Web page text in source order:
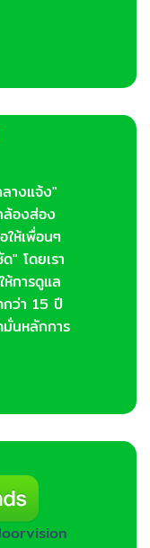
ลางแจ้ง"
ล้องส่อง
ให้เพื่อนๆ
" โดยเรา
ห้การดูแล
ว่า 15 ปี
นหลักการ